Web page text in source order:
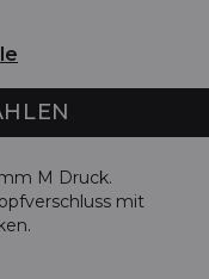
M Druck.
mit